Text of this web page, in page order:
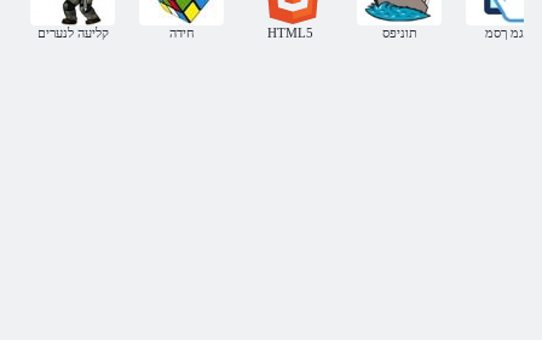
קליעה לנערים חידה HTML5 תוניפס עגמ ךסמ